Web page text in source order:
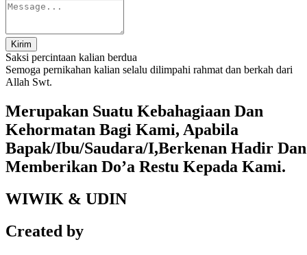
Kirim
Saksi percintaan kalian berdua
Semoga pernikahan kalian selalu dilimpahi rahmat dan berkah dari
Allah Swt.
Merupakan Suatu Kebahagiaan Dan
Kehormatan Bagi Kami, Apabila
Bapak/Ibu/Saudara/I,Berkenan Hadir Dan
Memberikan Do’a Restu Kepada Kami.
WIWIK & UDIN
Created by